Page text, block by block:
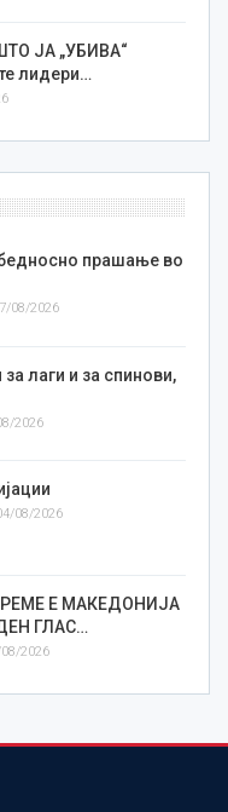
ЈА „УБИВА“
лидери…
прашање во
08/2026
лаги и за спинови,
2026
08/2026
Е МАКЕДОНИЈА
ГЛАС…
2026